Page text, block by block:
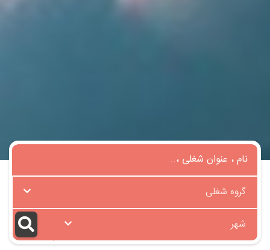
گروه شغلی
شهر